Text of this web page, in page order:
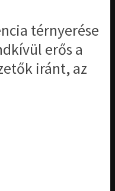
térnyerése
erős a
iránt, az